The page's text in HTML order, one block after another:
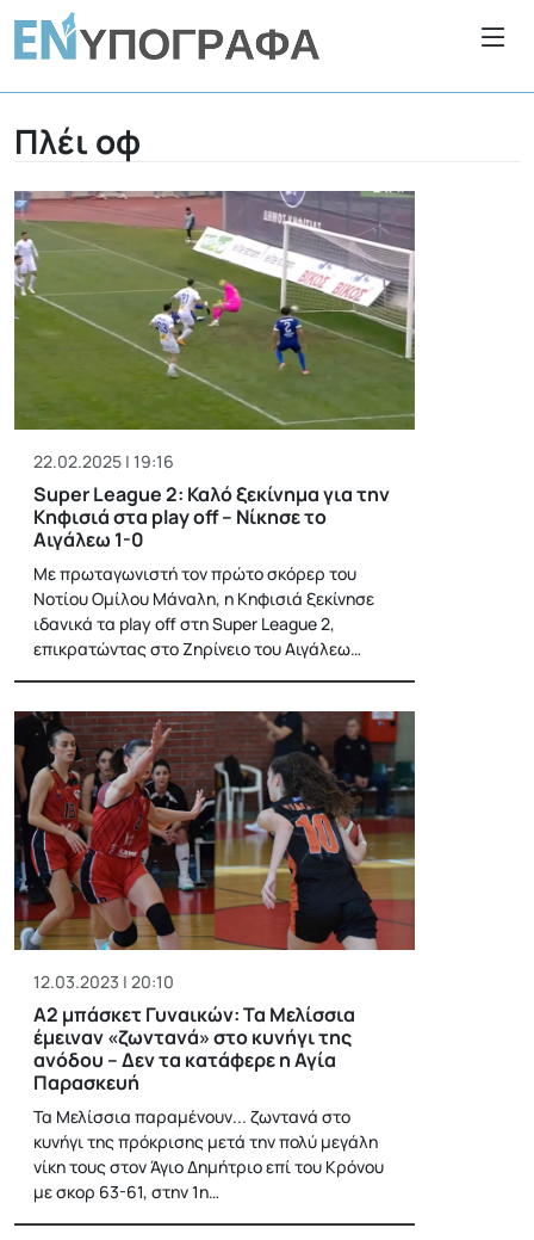
Πλέι οφ
22.02.2025 | 19:16
Super League 2: Καλό ξεκίνημα για την
Κηφισιά στα play off – Νίκησε το
Αιγάλεω 1-0
Με πρωταγωνιστή τον πρώτο σκόρερ του
Νοτίου Ομίλου Μάναλη, η Κηφισιά ξεκίνησε
ιδανικά τα play off στη Super League 2,
επικρατώντας στο Ζηρίνειο του Αιγάλεω…
12.03.2023 | 20:10
Α2 μπάσκετ Γυναικών: Τα Μελίσσια
έμειναν «ζωντανά» στο κυνήγι της
ανόδου – Δεν τα κατάφερε η Αγία
Παρασκευή
Τα Μελίσσια παραμένουν... ζωντανά στο
κυνήγι της πρόκρισης μετά την πολύ μεγάλη
νίκη τους στον Άγιο Δημήτριο επί του Κρόνου
με σκορ 63-61, στην 1η…